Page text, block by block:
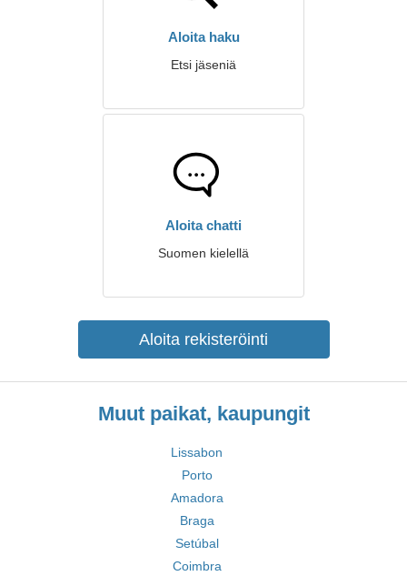
Aloita haku
Etsi jäseniä
Aloita chatti
Suomen kielellä
Aloita rekisteröinti
Muut paikat, kaupungit
Lissabon
Porto
Amadora
Braga
Setúbal
Coimbra